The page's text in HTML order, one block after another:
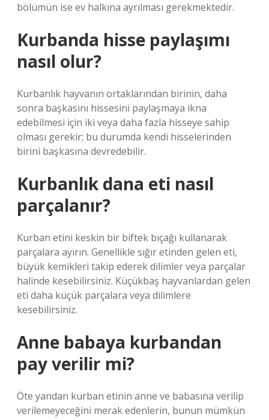
bölümün ise ev halkına ayrılması gerekmektedir.
Kurbanda hisse paylaşımı
nasıl olur?
Kurbanlık hayvanın ortaklarından birinin, daha
sonra başkasını hissesini paylaşmaya ikna
edebilmesi için iki veya daha fazla hisseye sahip
olması gerekir; bu durumda kendi hisselerinden
birini başkasına devredebilir.
Kurbanlık dana eti nasıl
parçalanır?
Kurban etini keskin bir biftek bıçağı kullanarak
parçalara ayırın. Genellikle sığır etinden gelen eti,
büyük kemikleri takip ederek dilimler veya parçalar
halinde kesebilirsiniz. Küçükbaş hayvanlardan gelen
eti daha küçük parçalara veya dilimlere
kesebilirsiniz.
Anne babaya kurbandan
pay verilir mi?
Öte yandan kurban etinin anne ve babasına verilip
verilemeyeceğini merak edenlerin, bunun mümkün